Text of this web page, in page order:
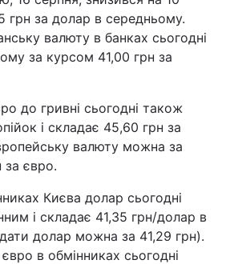
грн за долар в середньому.
валюту в банках сьогодні
за курсом 41,00 грн за
до гривні сьогодні також
і складає 45,60 грн за
валюту можна за
євро.
Києва долар сьогодні
і складає 41,35 грн/долар в
долар можна за 41,29 грн).
в обмінниках сьогодні